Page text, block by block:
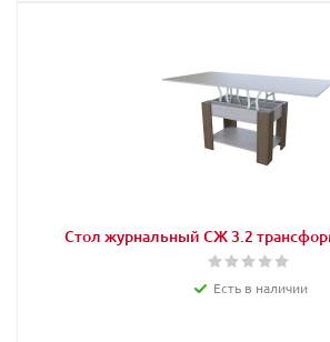
Стол журнальный СЖ 3.2
Есть в наличии